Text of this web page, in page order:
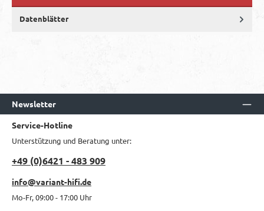
Datenblätter
Newsletter
Service-Hotline
Unterstützung und Beratung unter:
+49 (0)6421 - 483 909
info@variant-hifi.de
Mo-Fr, 09:00 - 17:00 Uhr